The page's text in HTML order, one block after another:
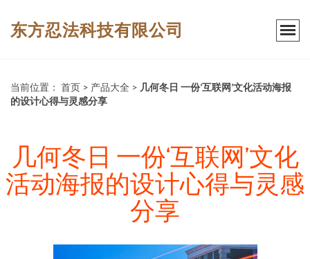
东方忍法科技有限公司
当前位置： 首页 > 产品大全 > 几何冬日 一份‘互联网’文化活动海报
的设计心得与灵感分享
几何冬日 一份‘互联网’文化
活动海报的设计心得与灵感
分享